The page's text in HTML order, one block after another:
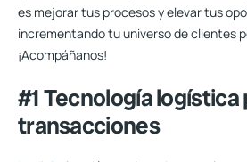
es mejorar tus procesos y elevar tus
incrementando tu universo de clientes
¡Acompáñanos!
#1 Tecnología logística
transacciones